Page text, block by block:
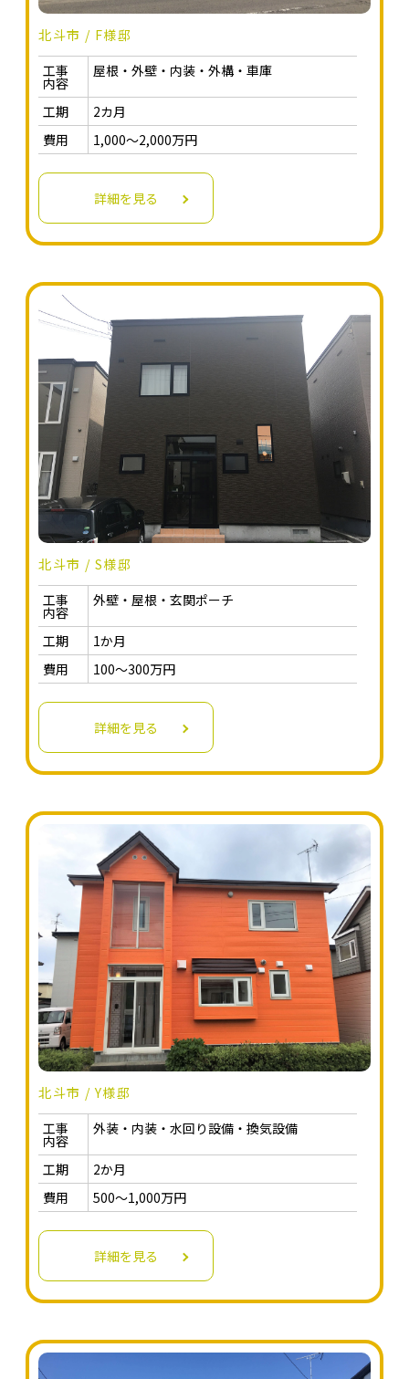
北斗市 / F様邸
工事
内容
屋根・外壁・内装・外構・車庫
工期
2カ月
費用
1,000～2,000万円
詳細を見る
北斗市 / S様邸
工事
内容
外壁・屋根・玄関ポーチ
工期
1か月
費用
100～300万円
詳細を見る
北斗市 / Y様邸
工事
内容
外装・内装・水回り設備・換気設備
工期
2か月
費用
500～1,000万円
詳細を見る